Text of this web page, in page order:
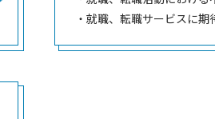
・就職、転職サービスに期